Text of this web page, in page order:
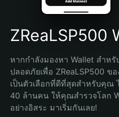
Español (Argentina)
ZReaLSP500
หากกำลังมองหา Wallet สำห
ปลอดภัยเพื่อ ZReaLSP500 ข
เป็นตัวเลือกที่ดีที่สุดสำหรับคุณ
40 ล้านคน ให้คุณสำรวจโลก
อย่างอิสระ มาเริ่มกันเลย!